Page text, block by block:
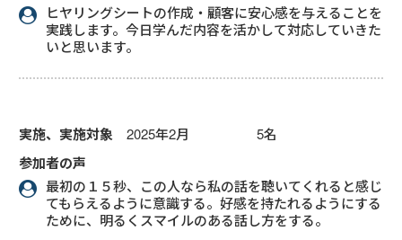
ヒヤリングシートの作成・顧客に安心感を与えることを
実践します。今日学んだ内容を活かして対応していきた
いと思います。
実施、実施対象 2025年2月 5名
参加者の声
最初の１５秒、この人なら私の話を聴いてくれると感じ
てもらえるように意識する。好感を持たれるようにする
ために、明るくスマイルのある話し方をする。